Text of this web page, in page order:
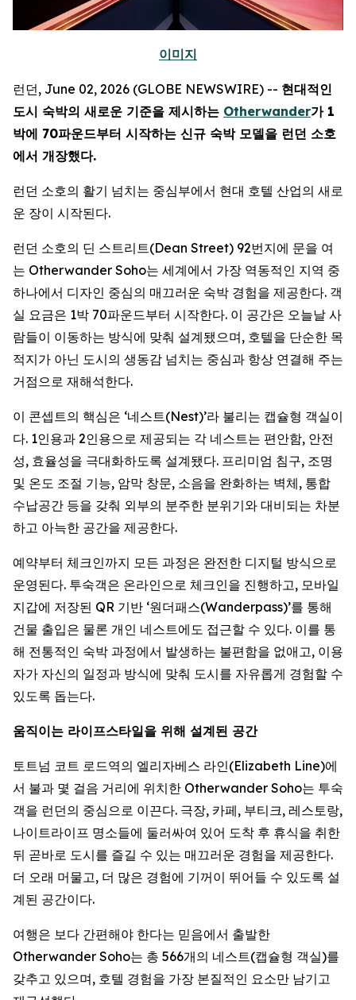
이미지
런던, June 02, 2026 (GLOBE NEWSWIRE) -- 현대적인
도시 숙박의 새로운 기준을 제시하는 Otherwander가 1
박에 70파운드부터 시작하는 신규 숙박 모델을 런던 소호
에서 개장했다.
런던 소호의 활기 넘치는 중심부에서 현대 호텔 산업의 새로
운 장이 시작된다.
런던 소호의 딘 스트리트(Dean Street) 92번지에 문을 여
는 Otherwander Soho는 세계에서 가장 역동적인 지역 중
하나에서 디자인 중심의 매끄러운 숙박 경험을 제공한다. 객
실 요금은 1박 70파운드부터 시작한다. 이 공간은 오늘날 사
람들이 이동하는 방식에 맞춰 설계됐으며, 호텔을 단순한 목
적지가 아닌 도시의 생동감 넘치는 중심과 항상 연결해 주는
거점으로 재해석한다.
이 콘셉트의 핵심은 ‘네스트(Nest)’라 불리는 캡슐형 객실이
다. 1인용과 2인용으로 제공되는 각 네스트는 편안함, 안전
성, 효율성을 극대화하도록 설계됐다. 프리미엄 침구, 조명
및 온도 조절 기능, 암막 창문, 소음을 완화하는 벽체, 통합
수납공간 등을 갖춰 외부의 분주한 분위기와 대비되는 차분
하고 아늑한 공간을 제공한다.
예약부터 체크인까지 모든 과정은 완전한 디지털 방식으로
운영된다. 투숙객은 온라인으로 체크인을 진행하고, 모바일
지갑에 저장된 QR 기반 ‘원더패스(Wanderpass)’를 통해
건물 출입은 물론 개인 네스트에도 접근할 수 있다. 이를 통
해 전통적인 숙박 과정에서 발생하는 불편함을 없애고, 이용
자가 자신의 일정과 방식에 맞춰 도시를 자유롭게 경험할 수
있도록 돕는다.
움직이는 라이프스타일을 위해 설계된 공간
토트넘 코트 로드역의 엘리자베스 라인(Elizabeth Line)에
서 불과 몇 걸음 거리에 위치한 Otherwander Soho는 투숙
객을 런던의 중심으로 이끈다. 극장, 카페, 부티크, 레스토랑,
나이트라이프 명소들에 둘러싸여 있어 도착 후 휴식을 취한
뒤 곧바로 도시를 즐길 수 있는 매끄러운 경험을 제공한다.
더 오래 머물고, 더 많은 경험에 기꺼이 뛰어들 수 있도록 설
계된 공간이다.
여행은 보다 간편해야 한다는 믿음에서 출발한
Otherwander Soho는 총 566개의 네스트(캡슐형 객실)를
갖추고 있으며, 호텔 경험을 가장 본질적인 요소만 남기고